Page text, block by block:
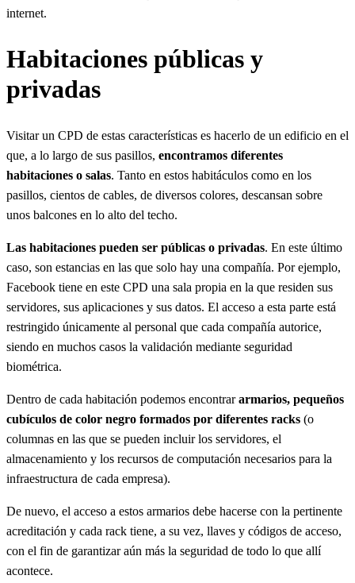
internet.
Habitaciones públicas y
privadas
Visitar un CPD de estas características es hacerlo de un edificio en el
que, a lo largo de sus pasillos, encontramos diferentes
habitaciones o salas. Tanto en estos habitáculos como en los
pasillos, cientos de cables, de diversos colores, descansan sobre
unos balcones en lo alto del techo.
Las habitaciones pueden ser públicas o privadas. En este último
caso, son estancias en las que solo hay una compañía. Por ejemplo,
Facebook tiene en este CPD una sala propia en la que residen sus
servidores, sus aplicaciones y sus datos. El acceso a esta parte está
restringido únicamente al personal que cada compañía autorice,
siendo en muchos casos la validación mediante seguridad
biométrica.
Dentro de cada habitación podemos encontrararmarios, pequeños
cubículos de color negro formados por diferentes racks (o
columnas en las que se pueden incluir los servidores, el
almacenamiento y los recursos de computación necesarios para la
infraestructura de cada empresa).
De nuevo, el acceso a estos armarios debe hacerse con la pertinente
acreditación y cada rack tiene, a su vez, llaves y códigos de acceso,
con el fin de garantizar aún más la seguridad de todo lo que allí
acontece.